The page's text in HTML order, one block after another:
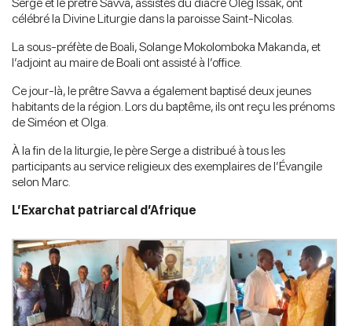
célébré la Divine Liturgie dans la paroisse Saint-Nicolas.
La sous-préfète de Boali, Solange Mokolomboka Makanda, et
l’adjoint au maire de Boali ont assisté à l’office.
Ce jour-là, le prêtre Savva a également baptisé deux jeunes
habitants de la région. Lors du baptême, ils ont reçu les prénoms
de Siméon et Olga.
À la fin de la liturgie, le père Serge a distribué à tous les
participants au service religieux des exemplaires de l’Évangile
selon Marc.
L’Exarchat patriarcal d’Afrique